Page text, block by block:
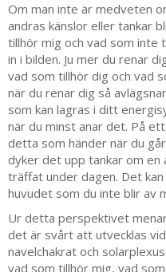
Om man inte är medveten
andras känslor eller tankar
tillhör mig och vad som inte
in i bilden. Ju mer du renar
vad som tillhör dig och vad
när du renar dig så
som kan lagras i ditt
när du minst anar det. På
detta som händer när du
dyker det upp tankar om en
träffat under dagen. Det
huvudet som du inte blir av
Ur detta perspektivet
det är svårt att utvecklas
navelchakrat och
vad som tillhör mig, vad